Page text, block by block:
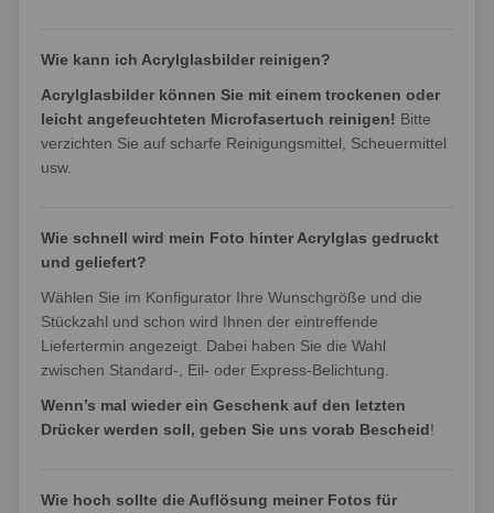
Wie kann ich Acrylglasbilder reinigen?
Acrylglasbilder können Sie mit einem trockenen oder
leicht angefeuchteten Microfasertuch reinigen! Bitte
verzichten Sie auf scharfe Reinigungsmittel, Scheuermittel
usw.
Wie schnell wird mein Foto hinter Acrylglas gedruckt
und geliefert?
Wählen Sie im Konfigurator Ihre Wunschgröße und die
Stückzahl und schon wird Ihnen der eintreffende
Liefertermin angezeigt. Dabei haben Sie die Wahl
zwischen Standard-, Eil- oder Express-Belichtung.
Wenn’s mal wieder ein Geschenk auf den letzten
Drücker werden soll, geben Sie uns vorab Bescheid!
Wie hoch sollte die Auflösung meiner Fotos für